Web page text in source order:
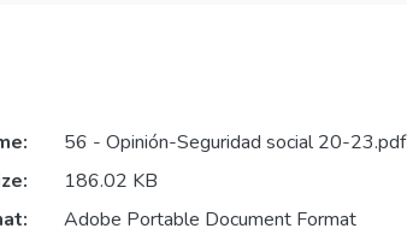
56 - Opinión-Seguridad social 20-23.pdf
186.02 KB
Adobe Portable Document Format